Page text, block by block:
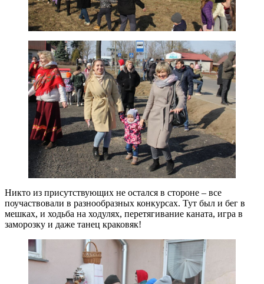
Никто из присутствующих не остался в стороне – все
поучаствовали в разнообразных конкурсах. Тут был и бег в
мешках, и ходьба на ходулях, перетягивание каната, игра в
заморозку и даже танец краковяк!